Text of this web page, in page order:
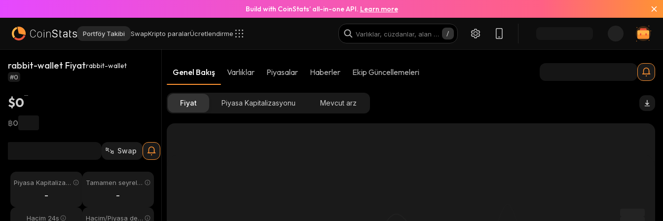
Build with CoinStats’ all-in-one API. Learn more
Portföy Takibi SwapKripto paralarÜcretlendirme
rabbit-wallet Fiyatrabbit-wallet
#0
$0
฿0
Swap
Piyasa Kapitalizas
-
Tamamen seyreltil
-
Hacim 24s Hacim/Piyasa değ
Genel Bakış Varlıklar Piyasalar Haberler Ekip Güncellemeleri
Fiyat Piyasa Kapitalizasyonu Mevcut arz